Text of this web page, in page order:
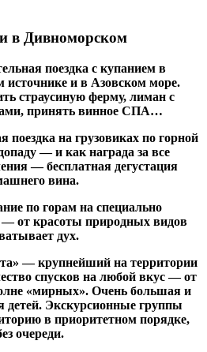
в Дивноморском
поездка с купанием в
источнике и в Азовском море.
страусиную ферму, лиман с
принять винное СПА…
на грузовиках по горной
— и как награда за все
— бесплатная дегустация
вина.
по горам на специально
— от красоты природных видов
дух.
— крупнейший на территории
спусков на любой вкус — от
«мирных». Очень большая и
детей. Экскурсионные группы
в приоритетном порядке,
очереди.